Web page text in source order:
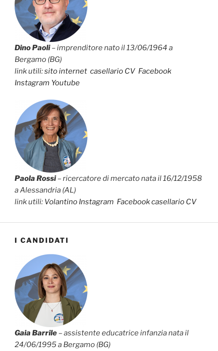
Dino Paoli– imprenditore nato il 13/06/1964 a
Bergamo (BG)
link utili:sito internet casellario CV Facebook
Instagram Youtube
Paola Rossi– ricercatore di mercato nata il 16/12/1958
a Alessandria (AL)
link utili: Volantino Instagram Facebookcasellario CV
I CANDIDATI
Gaia Barrile – assistente educatrice infanzia nata il
24/06/1995 a Bergamo (BG)